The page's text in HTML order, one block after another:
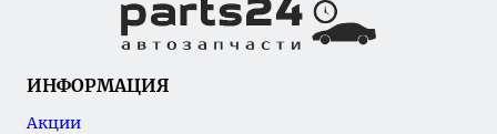
ИНФОРМАЦИЯ
Акции